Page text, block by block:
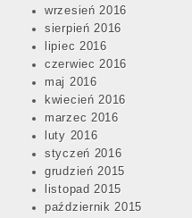
wrzesień 2016
sierpień 2016
lipiec 2016
czerwiec 2016
maj 2016
kwiecień 2016
marzec 2016
luty 2016
styczeń 2016
grudzień 2015
listopad 2015
październik 2015